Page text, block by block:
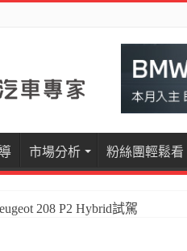
市場分析 粉絲團輕鬆看
208 P2 Hybrid試駕
Honda CR-V e:HEV Prestige試駕